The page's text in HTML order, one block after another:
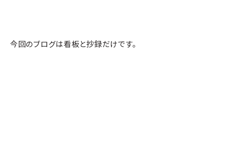
今回のブログは看板と抄録だけです。